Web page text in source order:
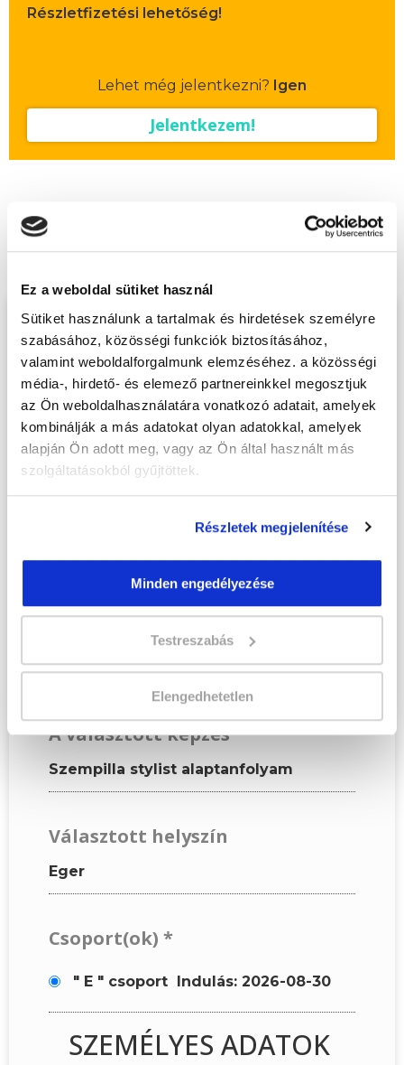
Ez a weboldal sütiket használ
Sütiket használunk a tartalmak és hirdetések személyre
szabásához, közösségi funkciók biztosításához,
valamint weboldalforgalmunk elemzéséhez. a közösségi
média-, hirdető- és elemező partnereinkkel megosztjuk
az Ön weboldalhasználatára vonatkozó adatait, amelyek
kombinálják a más adatokat olyan adatokkal, amelyek
alapján Ön adott meg, vagy az Ön által használt más
szolgáltatásokból gyűjtöttek.
Részletek megjelenítése
Minden engedélyezése
Testreszabás
Elengedhetetlen
Részletfizetési lehetőség!
Lehet még jelentkezni? Igen
Jelentkezem!
Végezd el
Szempilla stylist alaptanfolyam
- Eger
tanfolyamunkat és váltsd valóra az
Töltsd ki adatlapunkat,
hogy eljuttathassuk Hozzád
INGYENES és MINDEN
KÖTELEZETTSÉGTŐL
MENTES tájékoztató
anyagunkat!
Kérjük, hogy a személyi
igazolványban szereplő
űrlapot!
KÉPZÉSI ADATOK
A választott képzés
Szempilla stylist alaptanfolyam
Választott helyszín
Eger
Csoport(ok) *
" E " csoport Indulás: 2026-08-30
SZEMÉLYES ADATOK